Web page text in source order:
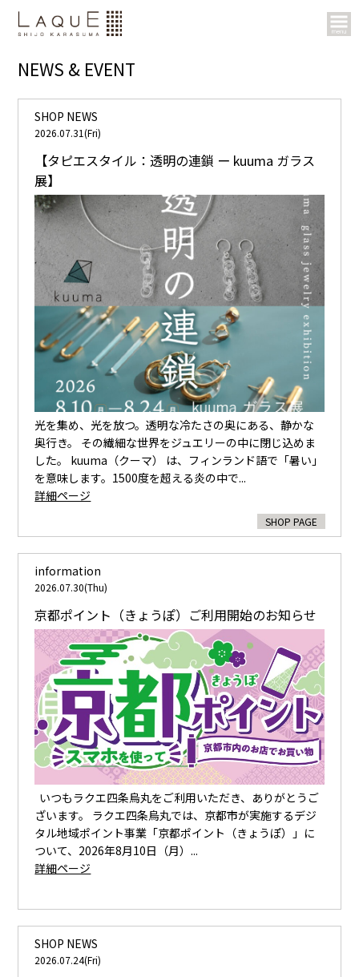
NEWS & EVENT
SHOP NEWS
2026.07.31(Fri)
【タピエスタイル：透明の連鎖 ー kuuma ガラス
展】
光を集め、光を放つ。透明な冷たさの奥にある、静かな
奥行き。 その繊細な世界をジュエリーの中に閉じ込めま
した。 kuuma（クーマ） は、フィンランド語で「暑い」
を意味します。1500度を超える炎の中で...
詳細ページ
SHOP PAGE
information
2026.07.30(Thu)
京都ポイント（きょうぽ）ご利用開始のお知らせ
いつもラクエ四条烏丸をご利用いただき、ありがとうご
ざいます。 ラクエ四条烏丸では、京都市が実施するデジ
タル地域ポイント事業「京都ポイント（きょうぽ）」に
ついて、2026年8月10日（月）...
詳細ページ
SHOP NEWS
2026.07.24(Fri)